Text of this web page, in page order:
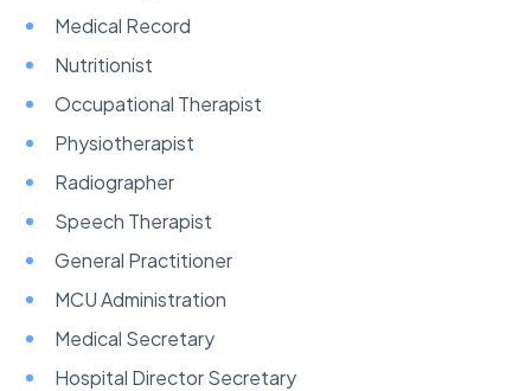
Medical Record
Nutritionist
Occupational Therapist
Physiotherapist
Radiographer
Speech Therapist
General Practitioner
MCU Administration
Medical Secretary
Hospital Director Secretary